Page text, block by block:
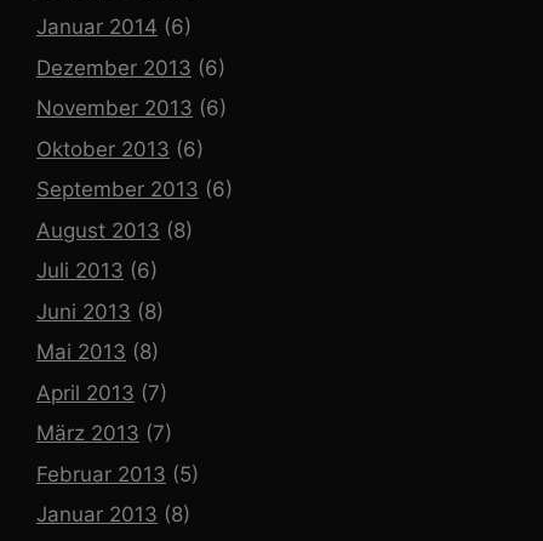
Januar 2014 (6)
Dezember 2013 (6)
November 2013 (6)
Oktober 2013 (6)
September 2013 (6)
August 2013 (8)
Juli 2013 (6)
Juni 2013 (8)
Mai 2013 (8)
April 2013 (7)
März 2013 (7)
Februar 2013 (5)
Januar 2013 (8)